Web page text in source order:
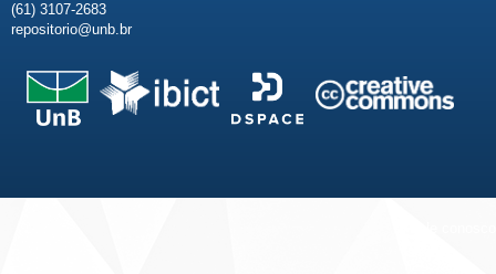
(61) 3107-2683
repositorio@unb.br